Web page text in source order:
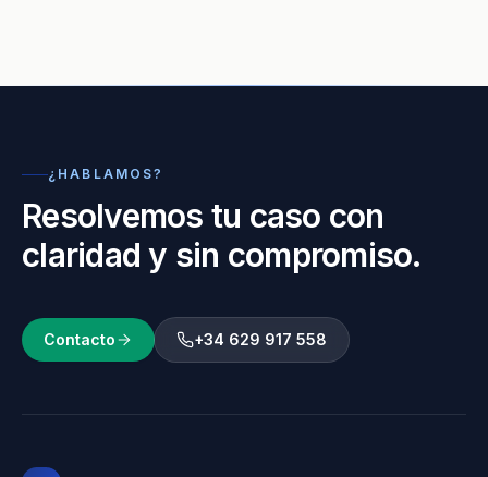
¿HABLAMOS?
Resolvemos tu caso con
claridad y sin compromiso.
Contacto +34 629 917 558